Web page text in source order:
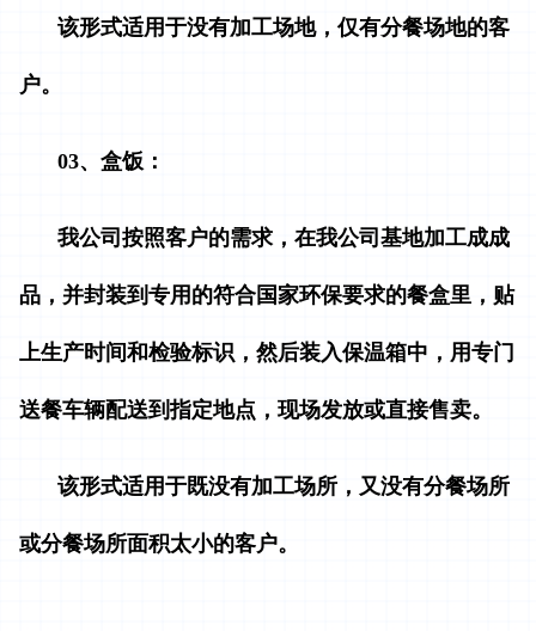
该形式适用于没有加工场地，仅有分餐场地的客
户。
03、盒饭：
我公司按照客户的需求，在我公司基地加工成成
品，并封装到专用的符合国家环保要求的餐盒里，贴
上生产时间和检验标识，然后装入保温箱中，用专门
送餐车辆配送到指定地点，现场发放或直接售卖。
该形式适用于既没有加工场所，又没有分餐场所
或分餐场所面积太小的客户。